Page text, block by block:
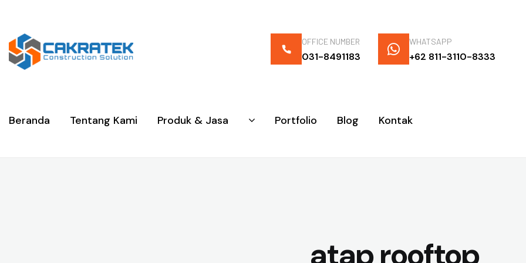
OFFICE NUMBER
031-8491183
WHATSAPP
+62 811-3110-8333
Beranda Tentang Kami Produk & Jasa Portfolio Blog Kontak